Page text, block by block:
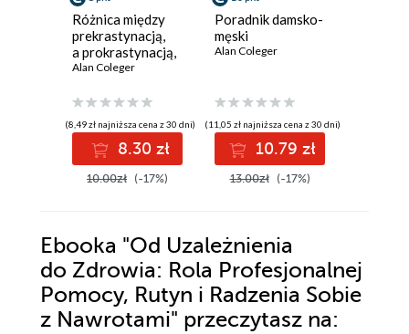
Różnica między
prekrastynacją,
a prokrastynacją,
czym są i jak sobie
Alan Coleger
(8,49 zł najniższa cena z 30 dni)
8.30 zł
10.00zł (-17%)
Poradnik damsko-
męski
Alan Coleger
(11,05 zł najniższa cena z 30 dni)
10.79 zł
13.00zł (-17%)
Ebooka "Od Uzależnienia
do Zdrowia: Rola Profesjonalnej
Pomocy, Rutyn i Radzenia Sobie
z Nawrotami" przeczytasz na: